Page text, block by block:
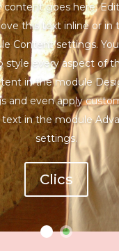
content goes here.
this text inline or in
Content settings.
style every aspect of
in the module
and even apply
in the module
settings.
Clics